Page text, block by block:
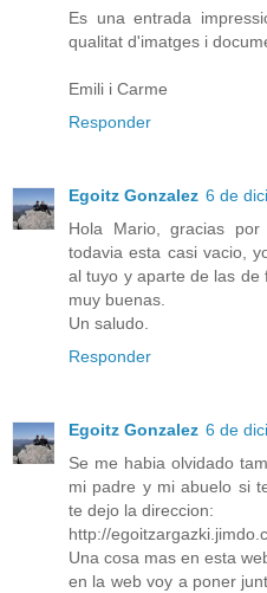
Es una entrada
qualitat d'imatges i
Emili i Carme
Responder
Egoitz Gonzalez 6 de
Hola Mario, gracias
todavia esta casi vacio,
al tuyo y aparte de las de
muy buenas.
Un saludo.
Responder
Egoitz Gonzalez 6 de
Se me habia olvidado
mi padre y mi abuelo si
te dejo la direccion:
http://
Una cosa mas en esta
en la web voy a poner